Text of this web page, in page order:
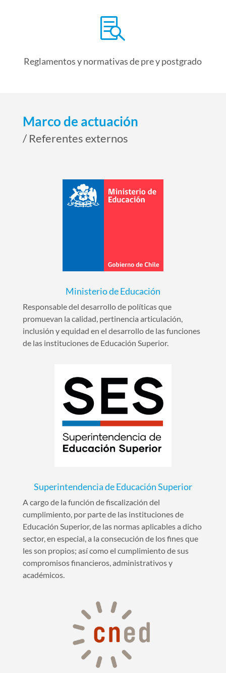

Reglamentos y normativas de pre y postgrado
Marco de actuación
/ Referentes externos
Ministerio de Educación
Responsable del desarrollo de políticas que
promuevan la calidad, pertinencia articulación,
inclusión y equidad en el desarrollo de las funciones
de las instituciones de Educación Superior.
Superintendencia de Educación Superior
A cargo de la función de fiscalización del
cumplimiento, por parte de las instituciones de
Educación Superior, de las normas aplicables a dicho
sector, en especial, a la consecución de los fines que
les son propios; así como el cumplimiento de sus
compromisos financieros, administrativos y
académicos.